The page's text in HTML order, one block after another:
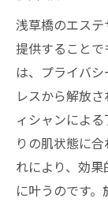
浅草橋のエス
提供すること
は、プライバ
レスから解放
ィシャンによ
りの肌状態に
れにより、効
に叶うのです